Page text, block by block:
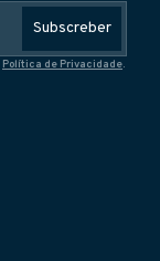
Subscreber
Política de Privacidade.